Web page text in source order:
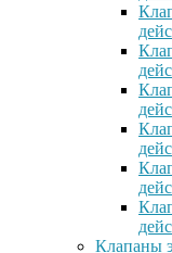
Клапаны